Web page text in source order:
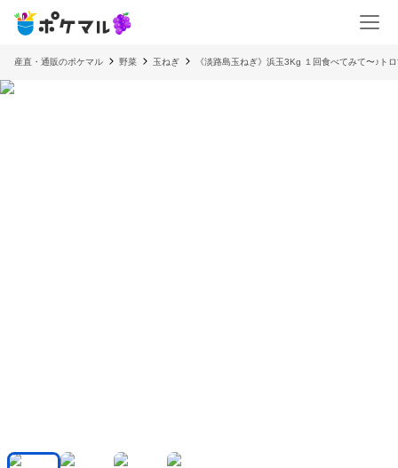
産直・通販のポケマル 野菜 玉ねぎ 《淡路島玉ねぎ》浜玉3Kg １回食べてみて〜♪ト